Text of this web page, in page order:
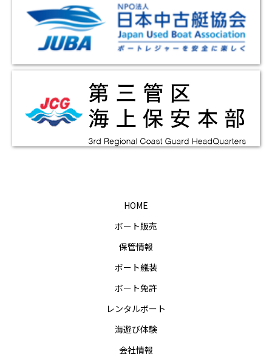
HOME
ボート販売
保管情報
ボート艤装
ボート免許
レンタルボート
海遊び体験
会社情報